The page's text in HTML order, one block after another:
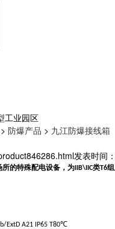
工业园区
> 防爆产品 > 九江防爆接线箱
发表时间
的特殊配电设备， 为 IIB\IIC类T6
ExtD A21 IP65 T80℃